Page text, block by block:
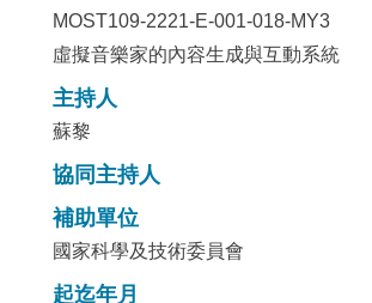
MOST109-2221-E-001-018-MY3
虛擬音樂家的內容生成與互動系統
主持人
蘇黎
協同主持人
補助單位
國家科學及技術委員會
起迄年月